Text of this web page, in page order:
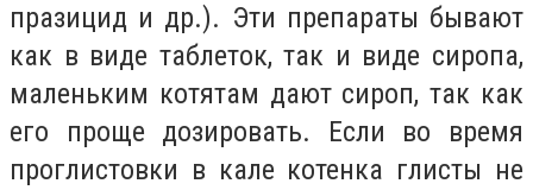
празицид и др.). Эти препараты бывают
как в виде таблеток, так и виде сиропа,
маленьким котятам дают сироп, так как
его проще дозировать. Если во время
проглистовки в кале котенка глисты не